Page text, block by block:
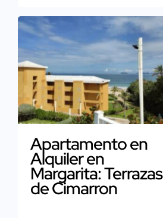
Apartamento en
Alquiler en
Margarita: Terrazas
de Cimarron